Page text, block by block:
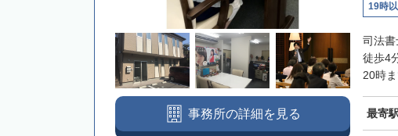
19時
司法
徒歩4
20時
最寄駅
事務所の詳細を見る